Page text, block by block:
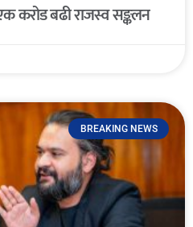
करोड बढी राजस्व सङ्कलन
BREAKING NEWS